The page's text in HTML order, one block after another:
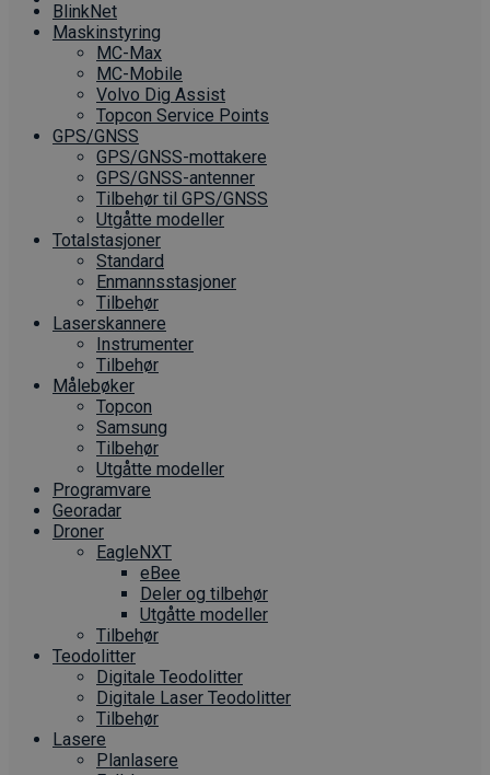
BlinkNet
Maskinstyring
MC-Max
MC-Mobile
Volvo Dig Assist
Topcon Service Points
GPS/GNSS
GPS/GNSS-mottakere
GPS/GNSS-antenner
Tilbehør til GPS/GNSS
Utgåtte modeller
Totalstasjoner
Standard
Enmannsstasjoner
Tilbehør
Laserskannere
Instrumenter
Tilbehør
Målebøker
Topcon
Samsung
Tilbehør
Utgåtte modeller
Programvare
Georadar
Droner
EagleNXT
eBee
Deler og tilbehør
Utgåtte modeller
Tilbehør
Teodolitter
Digitale Teodolitter
Digitale Laser Teodolitter
Tilbehør
Lasere
Planlasere